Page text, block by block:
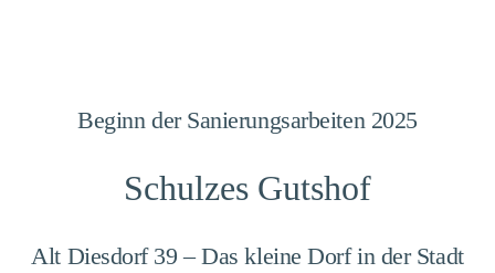
Beginn der Sanierungsarbeiten 2025
Schulzes Gutshof
Alt Diesdorf 39 – Das kleine Dorf in der Stadt